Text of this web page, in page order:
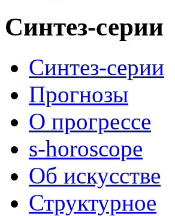
Синтез-серии
Синтез-серии
Прогнозы
О прогрессе
s-horoscope
Об искусстве
Структурное